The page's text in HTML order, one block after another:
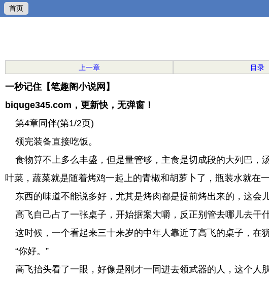
首页
上一章
目录
一秒记住【笔趣阁小说网】
biquge345.com，更新快，无弹窗！
第4章同伴(第1/2页)
领完装备直接吃饭。
食物算不上多么丰盛，但是量管够，主食是切成段的大列巴，
叶菜，蔬菜就是随着烤鸡一起上的青椒和胡萝卜了，瓶装水就在一
东西的味道不能说多好，尤其是烤肉都是提前烤出来的，这会
高飞自己占了一张桌子，开始据案大嚼，反正别管去哪儿去干
这时候，一个看起来三十来岁的中年人靠近了高飞的桌子，在
“你好。”
高飞抬头看了一眼，好像是刚才一同进去领武器的人，这个人